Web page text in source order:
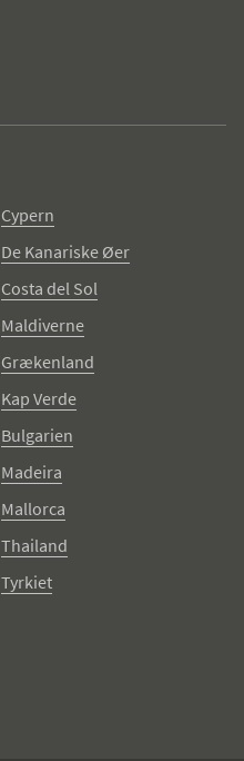
Cypern
De Kanariske Øer
Costa del Sol
Maldiverne
Grækenland
Kap Verde
Bulgarien
Madeira
Mallorca
Thailand
Tyrkiet